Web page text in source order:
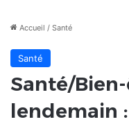
Accueil / Santé
Santé
Santé/
lendemain